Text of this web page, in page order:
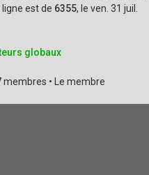
ligne est de 6355, le ven. 31 juil.
globaux
membres • Le membre